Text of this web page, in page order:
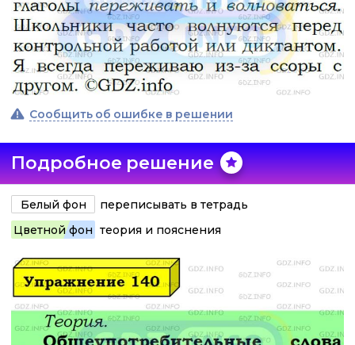
Сообщить об ошибке в решении
Подробное решение
Белый фон
переписывать в тетрадь
Цветной фон теория и пояснения